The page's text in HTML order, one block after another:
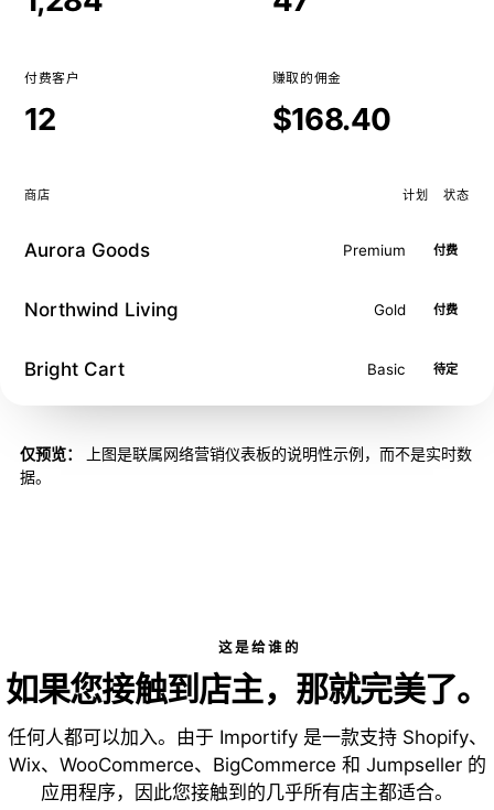
付费客户
12
赚取的佣金
$168.40
商店 计划 状态
Aurora Goods Premium 付费
Northwind Living Gold 付费
Bright Cart Basic 待定
仅预览：
上图是联属网络营销仪表板的说明性示例，而不是实时数
据。
这是给谁的
如果您接触到店主，那就完美了。
任何人都可以加入。由于 Importify 是一款支持 Shopify、
Wix、WooCommerce、BigCommerce 和 Jumpseller 的
应用程序，因此您接触到的几乎所有店主都适合。